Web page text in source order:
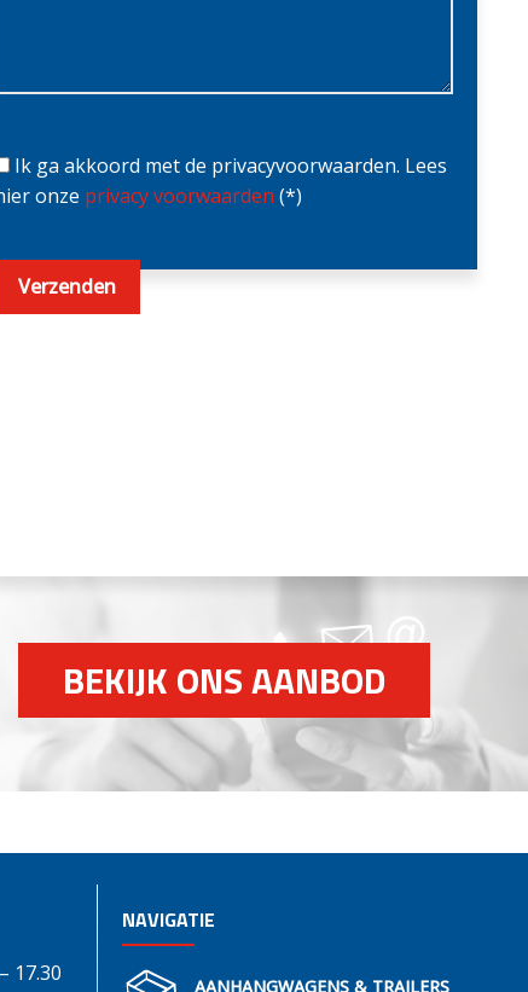
Ik ga akkoord met de privacyvoorwaarden. Lees
onze privacy voorwaarden (*)
BEKIJK ONS AANBOD
17.30
NAVIGATIE
AANHANGWAGENS & TRAILERS